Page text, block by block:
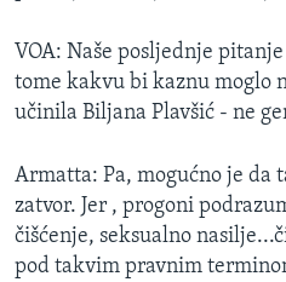
VOA: Naše posljednje
tome kakvu bi kaznu moglo
učinila Biljana Plavšić - ne
Armatta: Pa, mogućno je da
zatvor. Jer , progoni
čišćenje, seksualno
pod takvim pravnim